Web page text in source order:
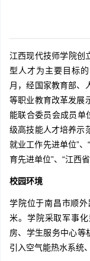
江西现代技师学院创
型人才为主要目标
月，经国家教育部、
等职业教育改革发展
能联合委员会成员单
级高技能人才培养示
就业工作先进单位”
育先进单位”、“江西
校园环境
学院位于南昌市顺
米。学院采取军事
房、学生服务中心等
引入空气能热水系统